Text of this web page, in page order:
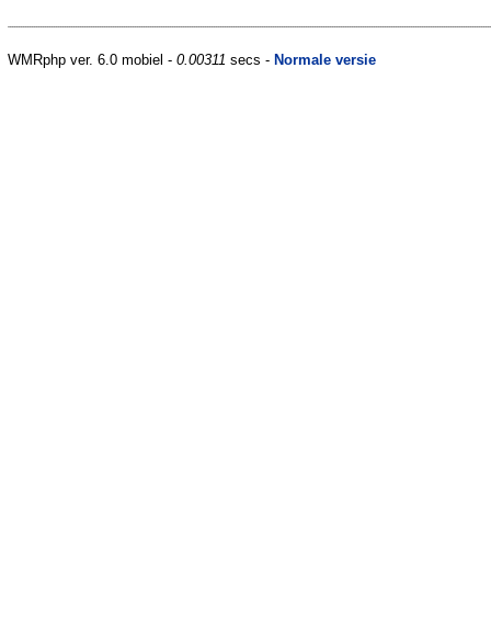
WMRphp ver. 6.0 mobiel - 0.00311 secs - Normale versie